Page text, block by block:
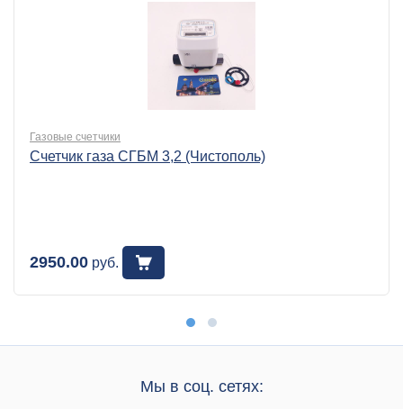
Газовые счетчики
Счетчик газа СГБМ 3,2 (Чистополь)
2950.00 руб.
Мы в соц. сетях: